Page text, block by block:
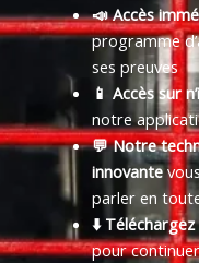
📣 Accès
programme
ses preuves
📱 Accès sur
notre
💬 Notre
innovante
parler en
⬇️ Téléchargez
pour